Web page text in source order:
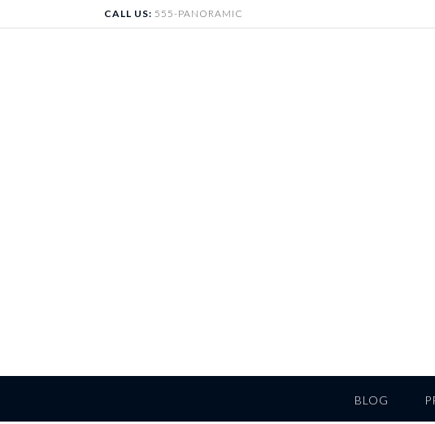
to
CALL US: 555-PANORAMIC
BLOG